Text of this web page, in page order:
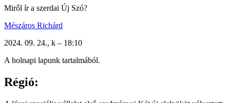
Miről ír a szerdai Új Szó?
Mészáros Richárd
2024. 09. 24., k – 18:10
A holnapi lapunk tartalmából.
Régió: